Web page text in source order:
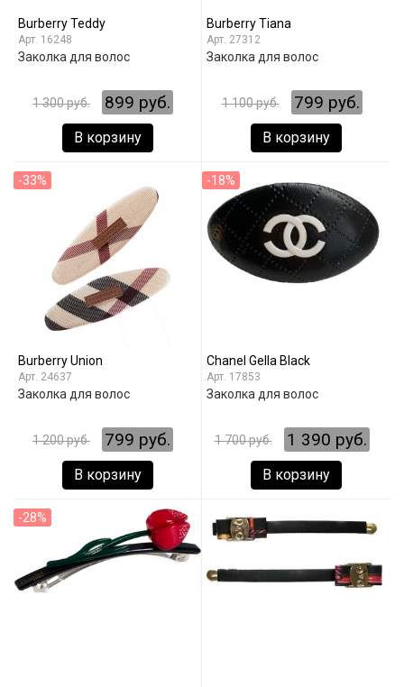
Burberry Teddy
16248
Заколка для волос
1 300 руб. 899 руб.
В корзину
Burberry Tiana
27312
Заколка для волос
1 100 руб. 799 руб.
В корзину
-33%
Burberry Union
24637
Заколка для волос
1 200 руб. 799 руб.
В корзину
-18%
Chanel Gella Black
17853
Заколка для волос
1 700 руб. 1 390 руб.
В корзину
-28%